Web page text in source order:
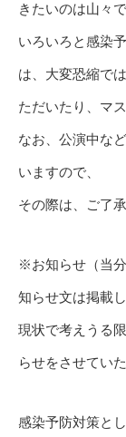
きたいのは山々で
いろいろと感染
は、大変恐縮で
ただいたり、マ
なお、公演中な
いますので、
その際は、ご了
※お知らせ（当
知らせ文は掲載し
現状で考えうる
らせをさせてい
感染予防対策と